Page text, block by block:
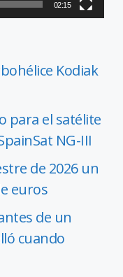
02:15
Kodiak
para el satélite
NG-III
de 2026 un
euros
de un
cuando